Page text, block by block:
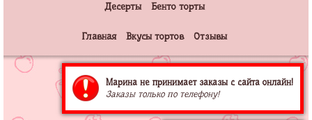
Десерты
Бенто торты
Главная Вкусы тортов Отзывы
Марина не принимает заказы с сайта онлайн!
Заказы только по телефону!